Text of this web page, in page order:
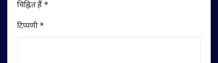
चिह्नित हैं *
टिप्पणी*